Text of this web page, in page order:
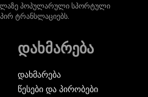
პოპულარული სპორტული
ტრანსლაციებს.
დახმარება
დახმარება
წესები და პირობები